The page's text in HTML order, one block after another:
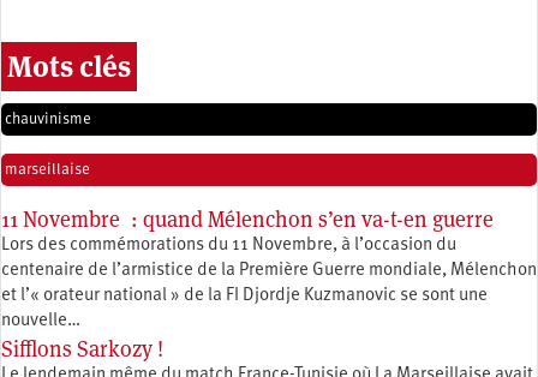
Mots clés
chauvinisme
marseillaise
11 Novembre : quand Mélenchon s’en va-t-en guerre
Lors des commémorations du 11 Novembre, à l’occasion du
centenaire de l’armistice de la Première Guerre mondiale, Mélenchon
et l’« orateur national » de la FI Djordje Kuzmanovic se sont une
nouvelle…
Sifflons Sarkozy !